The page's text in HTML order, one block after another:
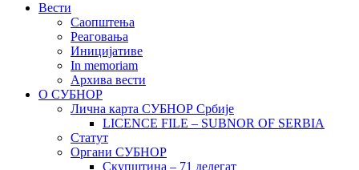
Вести
Саопштења
Реаговања
Иницијативе
In memoriam
Архива вести
О СУБНОР
Лична карта СУБНОР Србије
LICENCE FILE – SUBNOR OF SERBIA
Статут
Органи СУБНОР
Скупштина – 71 делегат